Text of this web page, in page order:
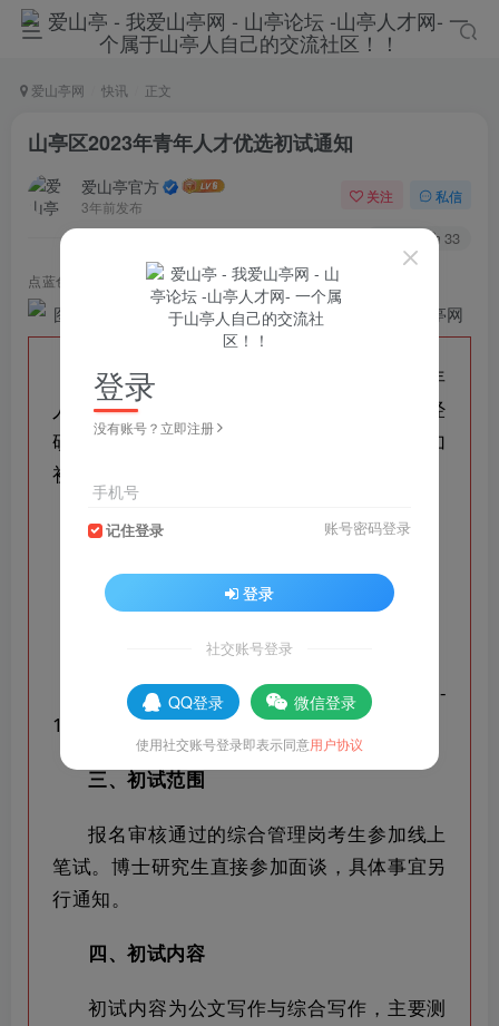
爱山亭网 快讯 正文
山亭区2023年青年人才优选初试通知
爱山亭官方
3年前发布
关注 私信
33
点蓝色字关注 “山亭快报”
根据《山东省枣庄市山亭区2023年青年
人才优选公告》要求，结合岗位报名情况，经
研究决定，山亭区2023年青年人才优选增加
初试环节，现将初试有关事项通知如下：
一、初试形式
初试形式为线上笔试。
二、初试时间
初试时间为2023年5月7日14:30-
16:30。
三、初试范围
报名审核通过的综合管理岗考生参加线上
笔试。博士研究生直接参加面谈，具体事宜另
行通知。
四、初试内容
初试内容为公文写作与综合写作，主要测
登录
没有账号？立即注册
手机号
记住登录 账号密码登录
登录
社交账号登录
QQ登录 微信登录
使用社交账号登录即表示同意用户协议